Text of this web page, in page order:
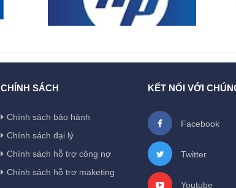
CHÍNH SÁCH
Chính sách bảo hành
Chính sách đại lý
Chính sách hỗ trợ công nợ
Chính sách hỗ trợ maketing
KẾT NỐI VỚI
Facebook
Twitter
Youtube